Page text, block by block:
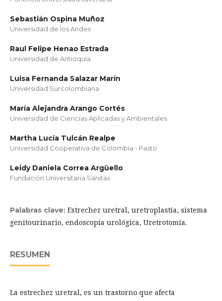
Sebastián Ospina Muñoz
Universidad de los Andes
Raul Felipe Henao Estrada
Universidad de Antioquia
Luisa Fernanda Salazar Marín
Universidad Surcolombiana
María Alejandra Arango Cortés
Universidad de Ciencias Aplicadas y Ambientales
Martha Lucía Tulcán Realpe
Universidad Cooperativa de Colombia - Pasto
Leidy Daniela Correa Argüello
Fundación Universitaria Sanitas
Palabras clave: Estrechez uretral, uretroplastia, sistema
genitourinario, endoscopia urológica, Uretrotomía.
RESUMEN
La estrechez uretral, es un trastorno que afecta